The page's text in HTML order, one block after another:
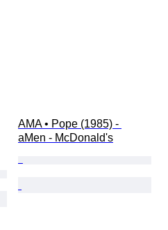
AMA • Pope (1985) -
aMen - McDonald's